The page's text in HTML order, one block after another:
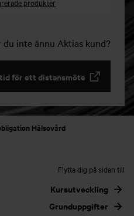
produkter
du inte ännu Aktias kund?
för ett distansmöte
Hälsovård
Flytta dig på sidan till
Kursutveckling
Grunduppgifter